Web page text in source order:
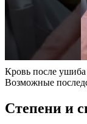
Кровь после ушиба
Возможные
Степени и